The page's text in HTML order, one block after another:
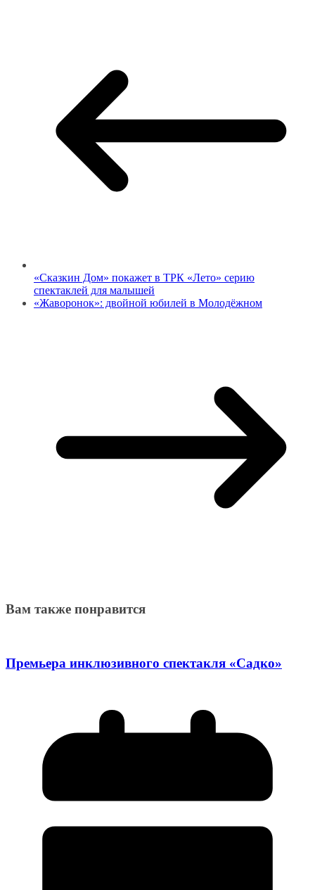
«Сказкин Дом» покажет в ТРК «Лето» серию
спектаклей для малышей
«Жаворонок»: двойной юбилей в Молодёжном
Вам также понравится
Премьера инклюзивного спектакля «Садко»